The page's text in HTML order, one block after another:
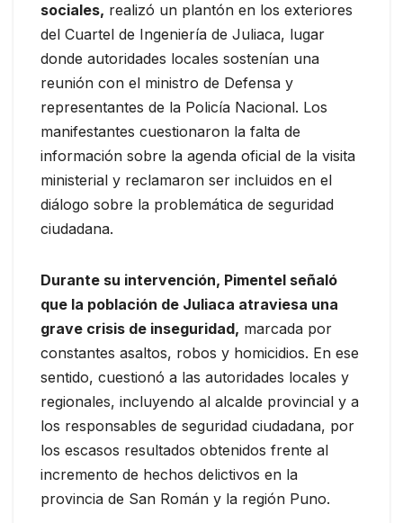
sociales, realizó un plantón en los exteriores
del Cuartel de Ingeniería de Juliaca, lugar
donde autoridades locales sostenían una
reunión con el ministro de Defensa y
representantes de la Policía Nacional. Los
manifestantes cuestionaron la falta de
información sobre la agenda oficial de la visita
ministerial y reclamaron ser incluidos en el
diálogo sobre la problemática de seguridad
ciudadana.
Durante su intervención, Pimentel señaló
que la población de Juliaca atraviesa una
grave crisis de inseguridad, marcada por
constantes asaltos, robos y homicidios. En ese
sentido, cuestionó a las autoridades locales y
regionales, incluyendo al alcalde provincial y a
los responsables de seguridad ciudadana, por
los escasos resultados obtenidos frente al
incremento de hechos delictivos en la
provincia de San Román y la región Puno.